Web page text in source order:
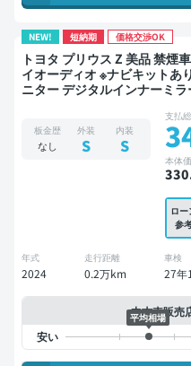
NEW! 短納期 価格交渉OK
トヨタ プリウス Z 美品 禁煙車 整備記録簿あり ディスプレ
イオーディオ ※ナビキットあ
ニター デジタルインナーミ
ライブレコーダー 衝突軽減
板金歴
なし
外装
S
内装
S
支払
本体
330
ロー
参
年式
2024
走行距離
0.2万km
車検
27年
中古車販売
平均相場